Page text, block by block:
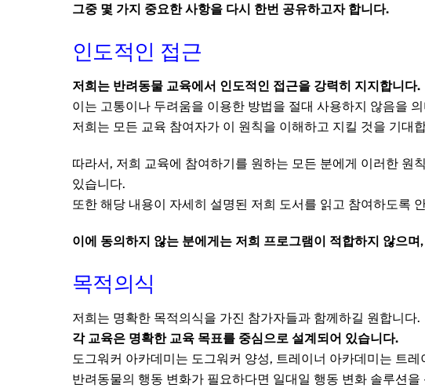
그중 몇 가지 중요한 사항을 다시 한번 공유하고자 합니다.
인도적인 접근
저희는 반려동물 교육에서 인도적인 접근을 강력히 지지합니다.
이는 고통이나 두려움을 이용한 방법을 절대 사용하지 않음을
저희는 모든 교육 참여자가 이 원칙을 이해하고 지킬 것을 기대
따라서, 저희 교육에 참여하기를 원하는 모든 분에게 이러한 원
있습니다.
또한 해당 내용이 자세히 설명된 저희 도서를 읽고 참여하도록
이에 동의하지 않는 분에게는 저희 프로그램이 적합하지 않으
목적의식
저희는 명확한 목적의식을 가진 참가자들과 함께하길 원합니다.
각 교육은 명확한 교육 목표를 중심으로 설계되어 있습니다.
도그워커 아카데미는 도그워커 양성, 트레이너 아카데미는 트
반려동물의 행동 변화가 필요하다면 일대일 행동 변화 솔루션을